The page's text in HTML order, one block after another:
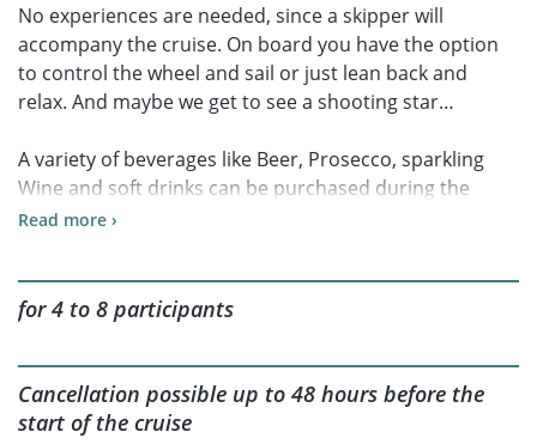
No experiences are needed, since a skipper will
accompany the cruise. On board you have the option
to control the wheel and sail or just lean back and
relax. And maybe we get to see a shooting star…
A variety of beverages like Beer, Prosecco, sparkling
Wine and soft drinks can be purchased during the
cruise.
Read more ›
for 4 to 8 participants
Cancellation possible up to 48 hours before the
start of the cruise